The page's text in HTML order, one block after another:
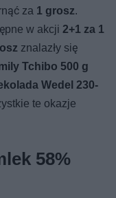
za 1 grosz.
w akcji2+1 za 1
znalazły się
Tchibo 500 g
Wedel 230-
te okazje
58%